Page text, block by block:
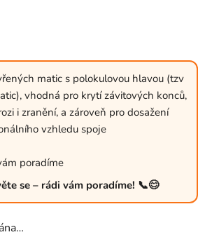
matic s polokulovou hlavou (tzv
vhodná pro krytí závitových konců,
i zranění, a zároveň pro dosažení
vzhledu spoje
poradíme
se – rádi vám poradíme! 📞😊